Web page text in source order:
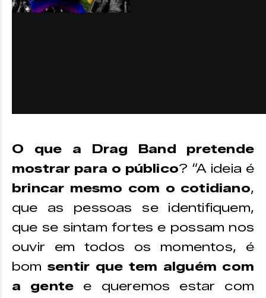
O que a Drag Band pretende
mostrar para o público? “A ideia é
brincar mesmo com o cotidiano,
que as pessoas se identifiquem,
que se sintam fortes e possam nos
ouvir em todos os momentos, é
bomsentir que tem alguém com
a gente e queremos estar com